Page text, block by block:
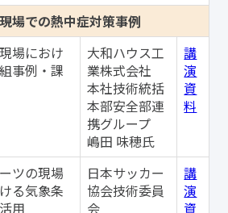
場での熱中症対策事例
場におけ
事例・課
大和ハウス工
業株式会社
本社技術統括
本部安全部連
携グループ
嶋田 味穂氏
講
演
資
料
ツの現場
る気象条
用
日本サッカー
協会技術委員
会
講
演
資